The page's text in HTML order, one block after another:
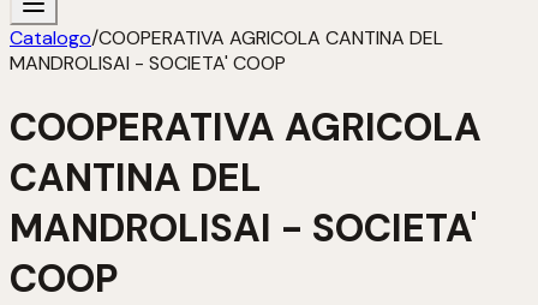
Catalogo/COOPERATIVA AGRICOLA CANTINA DEL
MANDROLISAI - SOCIETA' COOP
COOPERATIVA AGRICOLA
CANTINA DEL
MANDROLISAI - SOCIETA'
COOP